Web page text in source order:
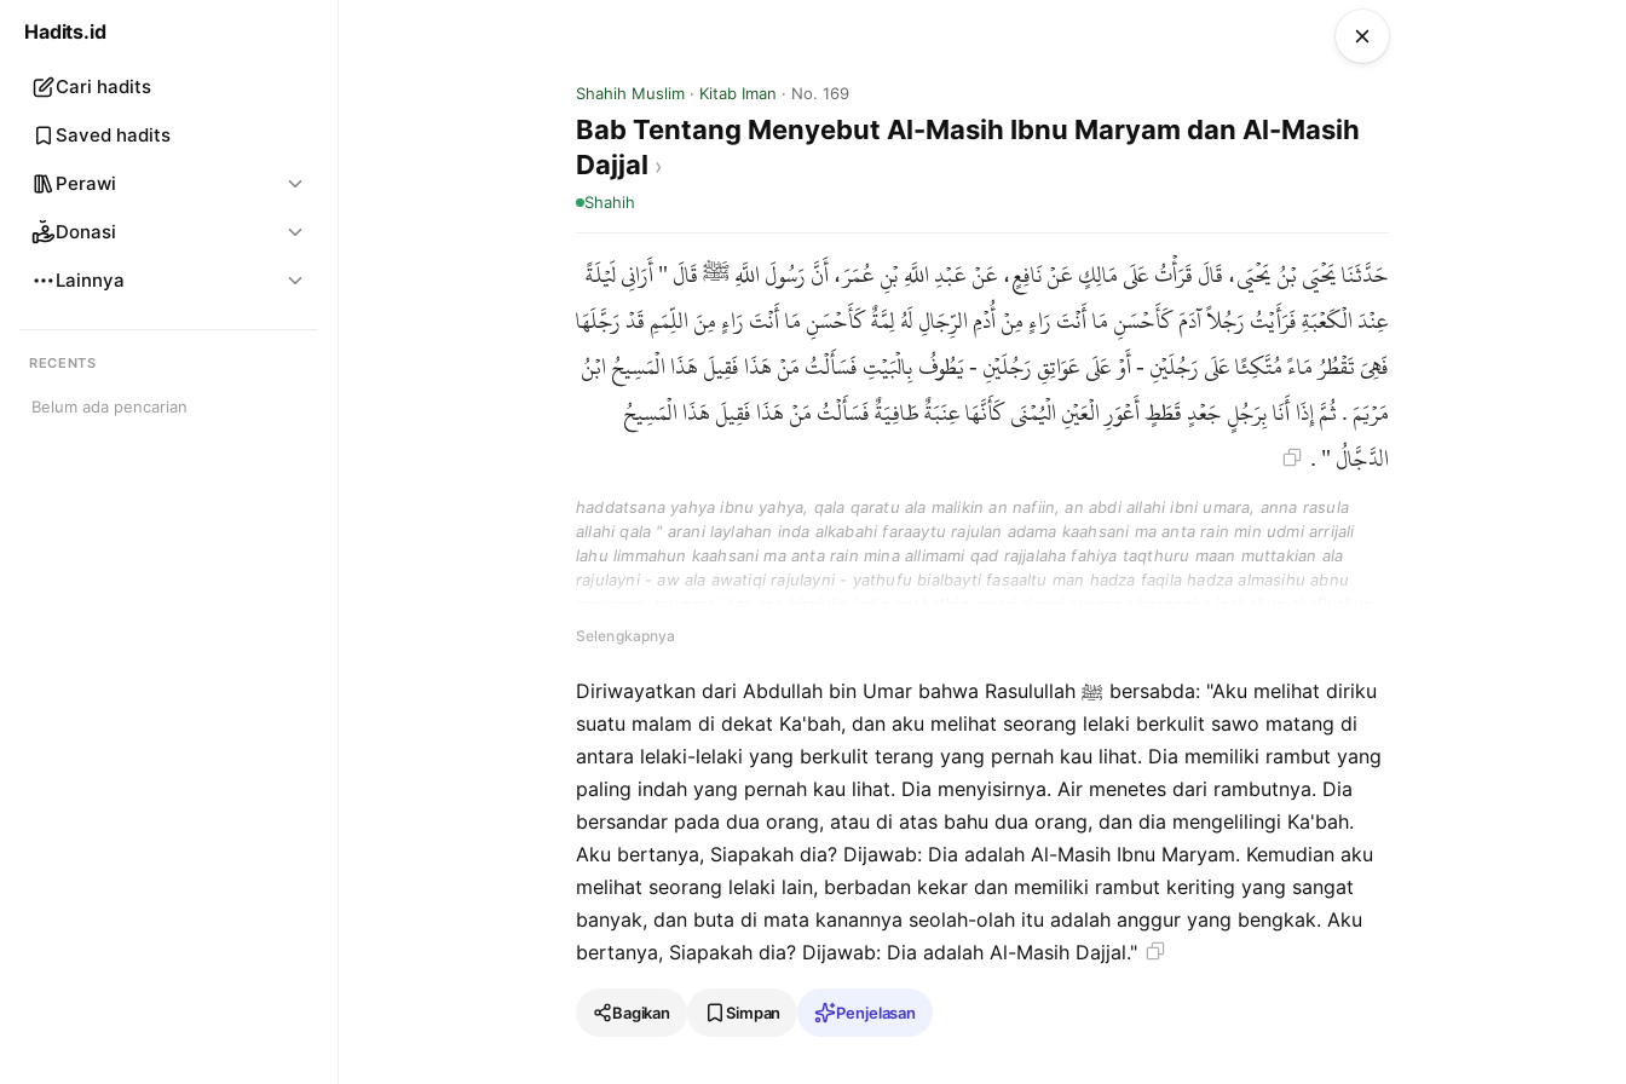
Hadits.id
Cari hadits
Saved hadits
Perawi
Donasi
Lainnya
RECENTS
Belum ada pencarian
Shahih Muslim · Kitab Iman · No. 169
Bab Tentang Menyebut Al-Masih Ibnu Maryam dan Al-Masih
Dajjal
Shahih
حَدَّثَنَا يَحْيَى بْنُ يَحْيَى، قَالَ قَرَأْتُ عَلَى مَالِكٍ عَنْ نَافِعٍ، عَنْ عَبْدِ اللَّهِ بْنِ عُمَرَ، أَنَّ رَسُولَ اللَّهِ ﷺ قَالَ " أَرَانِي لَيْلَةً
عِنْدَ الْكَعْبَةِ فَرَأَيْتُ رَجُلاً آدَمَ كَأَحْسَنِ مَا أَنْتَ رَاءٍ مِنْ أُدْمِ الرِّجَالِ لَهُ لِمَّةٌ كَأَحْسَنِ مَا أَنْتَ رَاءٍ مِنَ اللِّمَمِ قَدْ رَجَّلَهَا
فَهِيَ تَقْطُرُ مَاءً مُتَّكِئًا عَلَى رَجُلَيْنِ - أَوْ عَلَى عَوَاتِقِ رَجُلَيْنِ - يَطُوفُ بِالْبَيْتِ فَسَأَلْتُ مَنْ هَذَا فَقِيلَ هَذَا الْمَسِيحُ ابْنُ
مَرْيَمَ . ثُمَّ إِذَا أَنَا بِرَجُلٍ جَعْدٍ قَطَطٍ أَعْوَرِ الْعَيْنِ الْيُمْنَى كَأَنَّهَا عِنَبَةٌ طَافِيَةٌ فَسَأَلْتُ مَنْ هَذَا فَقِيلَ هَذَا الْمَسِيحُ
الدَّجَّالُ " .
haddatsana yahya ibnu yahya, qala qaratu ala malikin an nafiin, an abdi allahi ibni umara, anna rasula
allahi qala " arani laylahan inda alkabahi faraaytu rajulan adama kaahsani ma anta rain min udmi arrijali
lahu limmahun kaahsani ma anta rain mina allimami qad rajjalaha fahiya taqthuru maan muttakian ala
rajulayni - aw ala awatiqi rajulayni - yathufu bialbayti fasaaltu man hadza faqila hadza almasihu abnu
fasaaltu man hadza faqila hadza almasihu addajjalu ".
Selengkapnya
Diriwayatkan dari Abdullah bin Umar bahwa Rasulullah ﷺ bersabda: "Aku melihat diriku
suatu malam di dekat Ka'bah, dan aku melihat seorang lelaki berkulit sawo matang di
antara lelaki-lelaki yang berkulit terang yang pernah kau lihat. Dia memiliki rambut yang
paling indah yang pernah kau lihat. Dia menyisirnya. Air menetes dari rambutnya. Dia
bersandar pada dua orang, atau di atas bahu dua orang, dan dia mengelilingi Ka'bah.
Aku bertanya, Siapakah dia? Dijawab: Dia adalah Al-Masih Ibnu Maryam. Kemudian aku
melihat seorang lelaki lain, berbadan kekar dan memiliki rambut keriting yang sangat
banyak, dan buta di mata kanannya seolah-olah itu adalah anggur yang bengkak. Aku
bertanya, Siapakah dia? Dijawab: Dia adalah Al-Masih Dajjal."
Bagikan Simpan Penjelasan